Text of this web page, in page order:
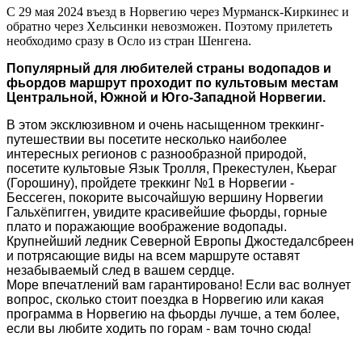
С 29 мая 2024 въезд в Норвегию через Мурманск-Киркинес и
обратно через Хельсинки невозможен. Поэтому прилететь
необходимо сразу в Осло из стран Шенгена.
Популярный для любителей страны водопадов и
фьордов маршрут проходит по культовым местам
Центральной, Южной и Юго-Западной Норвегии.
В этом эксклюзивном и очень насыщенном треккинг-
путешествии вы посетите несколько наиболее
интересных регионов с разнообразной природой,
посетите культовые Язык Тролля, Прекестулен, Кьераг
(Горошину), пройдете треккинг №1 в Норвегии -
Бессеген, покорите высочайшую вершину Норвегии
Гальхёпигген, увидите красивейшие фьорды, горные
плато и поражающие воображение водопады.
Крупнейший ледник Северной Европы Джостедалсбреен
и потрясающие виды на всем маршруте оставят
незабываемый след в вашем сердце.
Море впечатлений вам гарантировано! Если вас волнует
вопрос, сколько стоит поездка в Норвегию или какая
программа в Норвегию на фьорды лучше, а тем более,
если вы любите ходить по горам - вам точно сюда!